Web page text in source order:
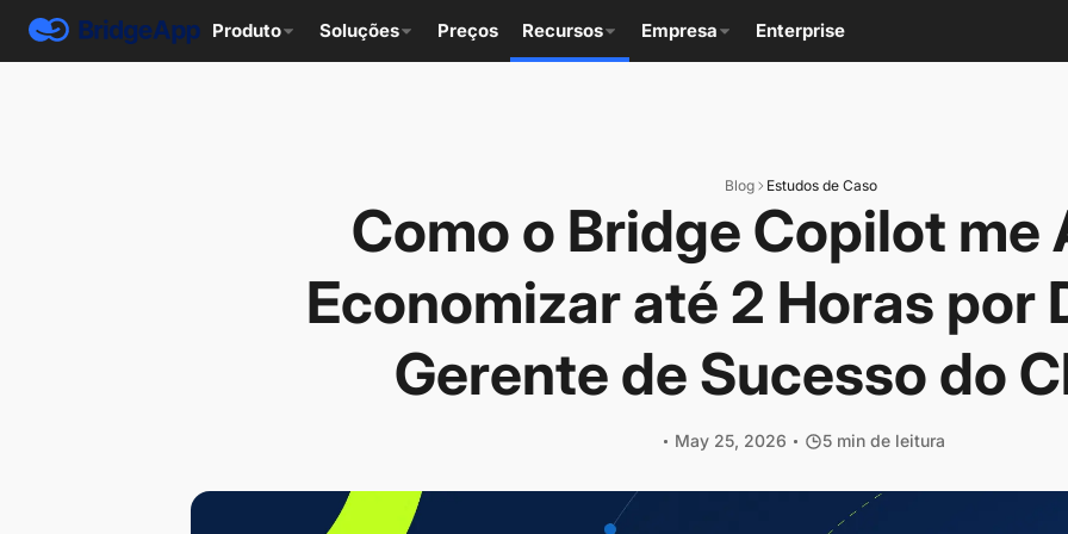
Produto Soluções Preços Recursos Empresa Enterprise
Blog Estudos de Caso
Como o Bridge Copilot me
Economizar até 2 Horas por
Gerente de Sucesso do
May 25, 2026 5 min de leitura